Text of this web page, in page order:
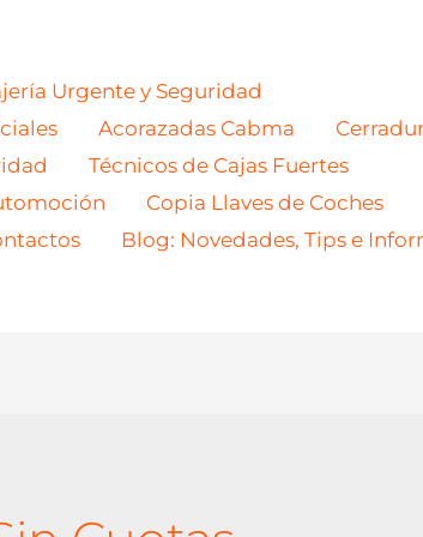
Urgente y Seguridad
Acorazadas Cabma
Técnicos de Cajas Fuertes
Copia Llaves de Coches
Blog: Novedades, Tips e